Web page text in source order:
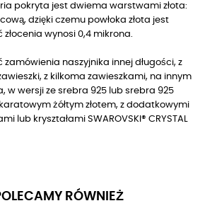
pokryta jest dwiema warstwami złota:
dzięki czemu powłoka złota jest
wynosi 0,4 mikrona.
zamówienia naszyjnika innej długości, z
z kilkoma zawieszkami, na innym
w wersji ze srebra 925 lub srebra 925
żółtym złotem, z dodatkowymi
lub kryształami SWAROVSKI® CRYSTAL
RÓWNIEŻ